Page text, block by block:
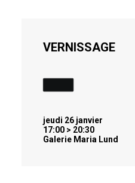
VERNISSAGE
jeudi 26 janvier
17:00 > 20:30
Galerie Maria Lund